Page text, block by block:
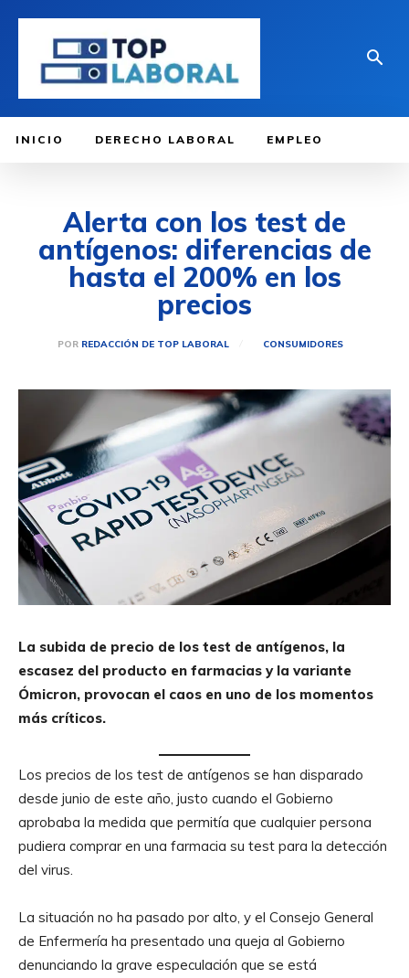
INICIO DERECHO LABORAL EMPLEO
Alerta con los test de
antígenos: diferencias de
hasta el 200% en los
precios
POR REDACCIÓN DE TOP LABORAL CONSUMIDORES
La subida de precio de los test de antígenos, la
escasez del producto en farmacias y la variante
Ómicron, provocan el caos en uno de los momentos
más críticos.
Los precios de los test de antígenos se han disparado
desde junio de este año, justo cuando el Gobierno
aprobaba la medida que permitía que cualquier persona
pudiera comprar en una farmacia su test para la detección
del virus.
La situación no ha pasado por alto, y el Consejo General
de Enfermería ha presentado una queja al Gobierno
denunciando la grave especulación que se está